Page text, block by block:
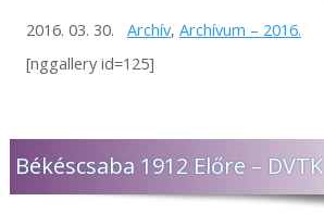
2016. 03. 30. Archív, Archívum – 2016.
[nggallery id=125]
Békéscsaba 1912 Előre – DVTK